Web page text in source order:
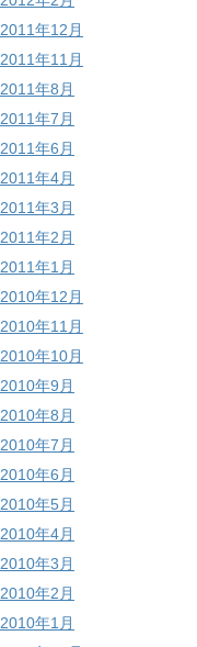
2011年12月
2011年11月
2011年8月
2011年7月
2011年6月
2011年4月
2011年3月
2011年2月
2011年1月
2010年12月
2010年11月
2010年10月
2010年9月
2010年8月
2010年7月
2010年6月
2010年5月
2010年4月
2010年3月
2010年2月
2010年1月